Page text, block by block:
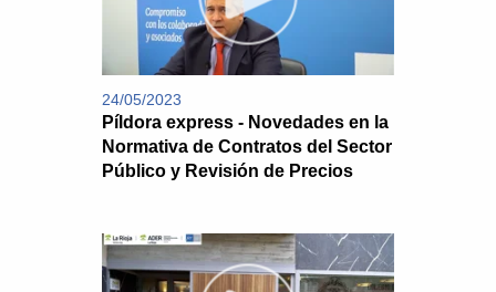
24/05/2023
Píldora express - Novedades en la
Normativa de Contratos del Sector
Público y Revisión de Precios